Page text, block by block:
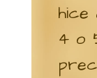
hice
4 o